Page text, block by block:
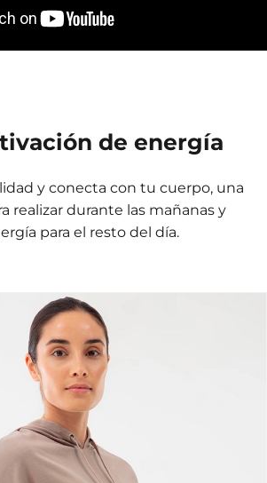
de energía
y conecta con tu cuerpo, una
realizar durante las mañanas y
para el resto del día.